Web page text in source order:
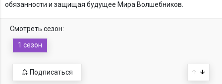
обязанности и защищая будущее Мира Волшебников.
Смотреть сезон:
1 сезон
Подписаться